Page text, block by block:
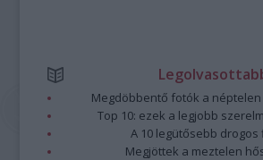
Megdöbbentő fotók a
Top 10: ezek a legjobb
A 10 legütősebb drogos
Megjöttek a meztelen